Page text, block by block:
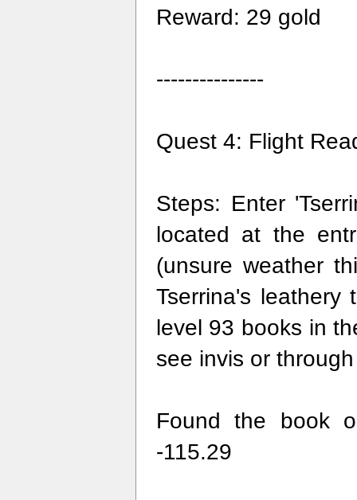
Reward: 29 gold
---------------
Quest 4: Flight
Steps: Enter
located at the
(unsure weather
Tserrina's
level 93 books in
see invis or
Found the book
-115.29